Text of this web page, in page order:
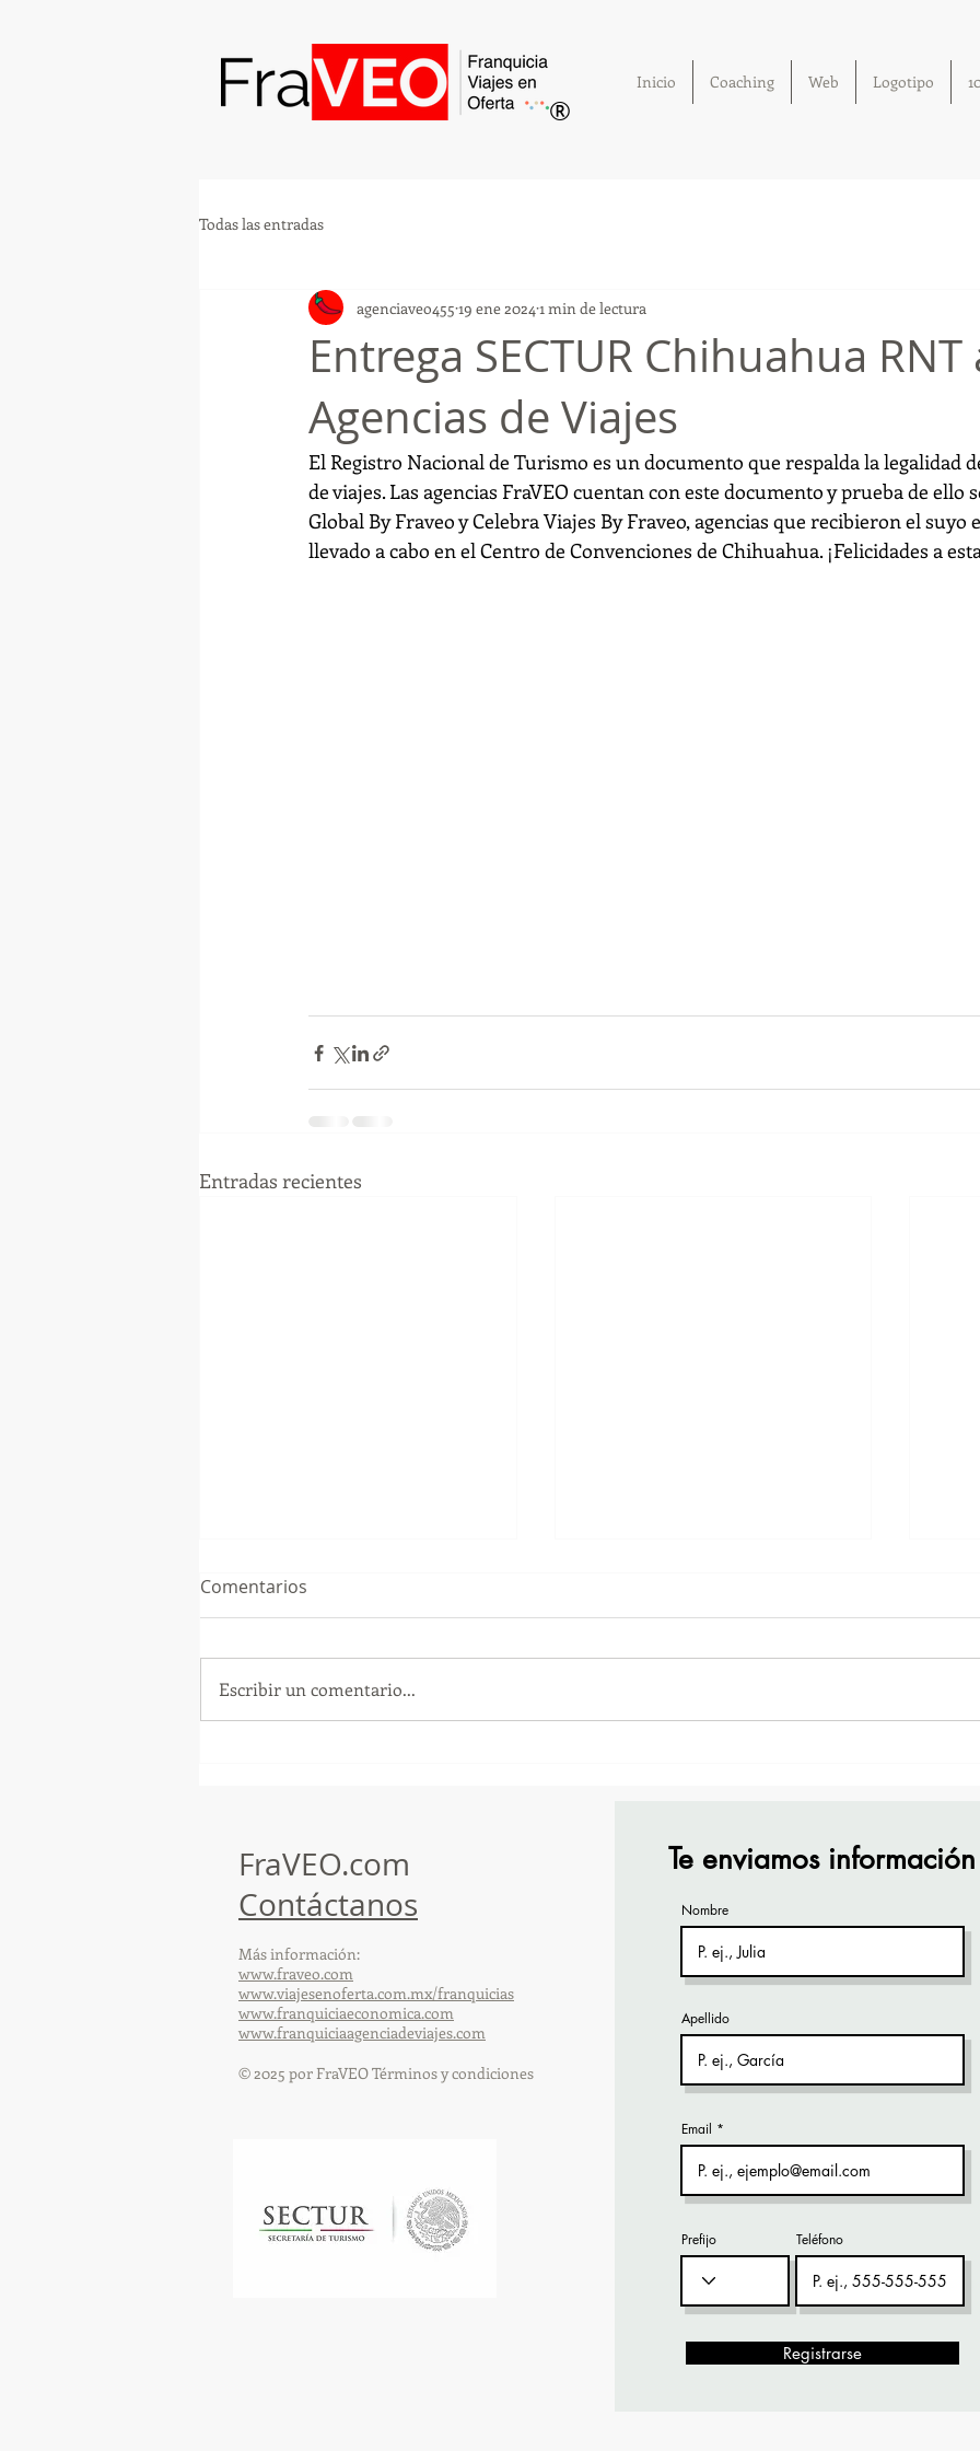
®
Inicio Coaching Web Logotipo
Todas las entradas
Entrega SECTUR Chihuahua RNT
Agencias de Viajes
agenciaveo455 19 ene 2024 1 min de lectura
El Registro Nacional de Turismo es un documento que respalda la legalidad
de viajes. Las agencias FraVEO cuentan con este documento y prueba de ello
Global By Fraveo y Celebra Viajes By Fraveo, agencias que recibieron el suyo
llevado a cabo en el Centro de Convenciones de Chihuahua. ¡Felicidades a
Entradas recientes
Comentarios
Escribir un comentario...
FraVEO.com
Contáctanos
Más información:
www.fraveo.com
www.viajesenoferta.com.mx/franquicias
www.franquiciaeconomica.com
www.franquiciaagenciadeviajes.com
© 2025 por FraVEO Términos y condiciones
Te enviamos información
Nombre
Apellido
Email
Prefijo Teléfono
Registrarse